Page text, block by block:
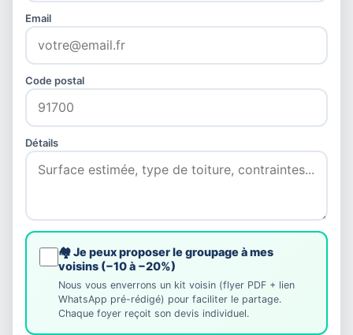
Email
Code postal
Détails
🏘️ Je peux proposer le groupage à mes
voisins (−10 à −20%)
Nous vous enverrons un kit voisin (flyer PDF + lien
WhatsApp pré-rédigé) pour faciliter le partage.
Chaque foyer reçoit son devis individuel.